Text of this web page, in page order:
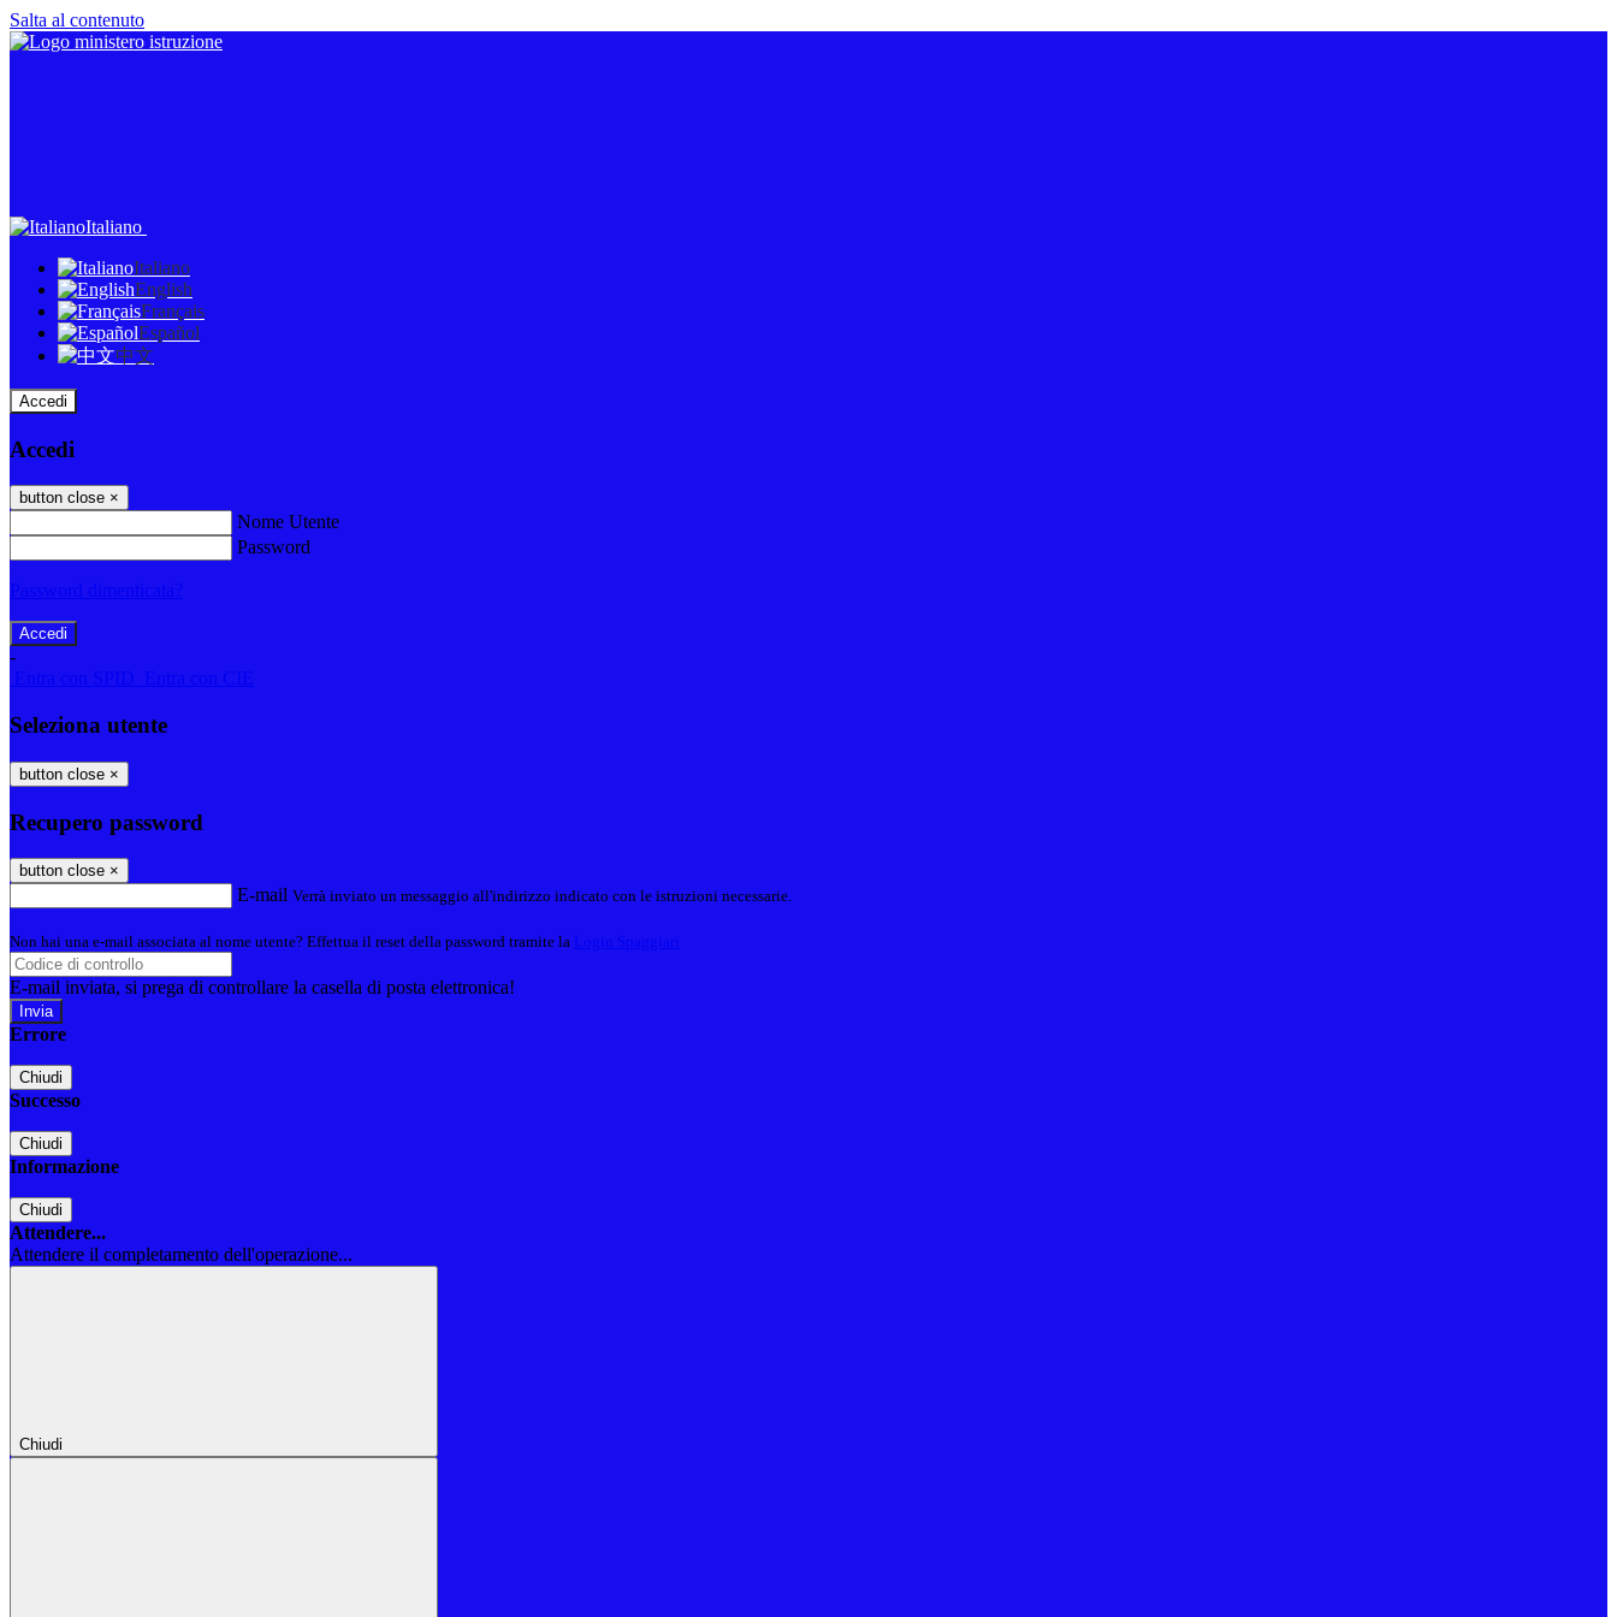
Salta al contenuto
Italiano
Italiano
English
Français
Español
中文
Accedi
Accedi
button close ×
Nome Utente
Password
-
Seleziona utente
button close ×
Recupero password
button close ×
E-mail Verrà inviato un messaggio all'indirizzo indicato con le istruzioni necessarie.
Non hai una e-mail associata al nome utente? Effettua il reset della password tramite la
E-mail inviata, si prega di controllare la casella di posta elettronica!
Errore
Chiudi
Successo
Chiudi
Informazione
Chiudi
Attendere...
Attendere il completamento dell'operazione...
Chiudi